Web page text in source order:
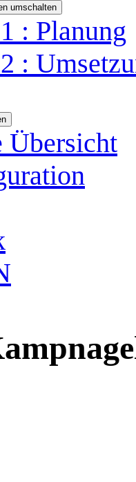
umschalten
: Planung
:
Übersicht